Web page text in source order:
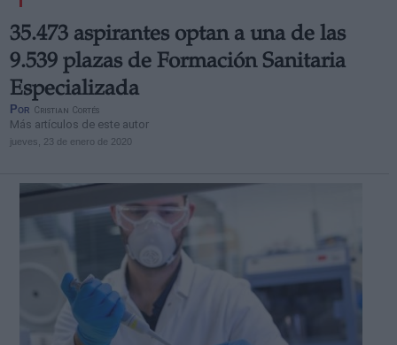
35.473 aspirantes optan a una de las
9.539 plazas de Formación Sanitaria
Especializada
Por Cristian Cortés
Más artículos de este autor
jueves, 23 de enero de 2020